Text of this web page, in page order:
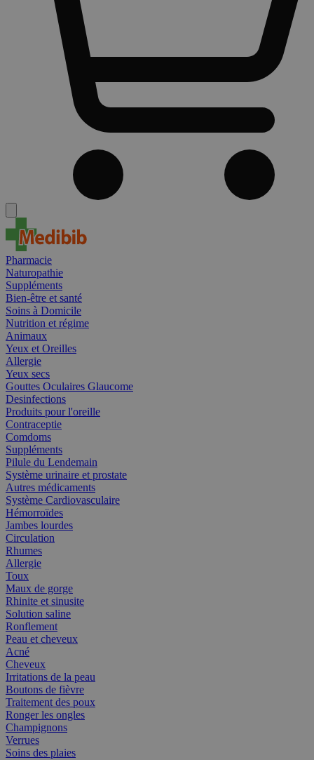
Pharmacie
Naturopathie
Suppléments
Bien-être et santé
Soins à Domicile
Nutrition et régime
Animaux
Yeux et Oreilles
Allergie
Yeux secs
Gouttes Oculaires Glaucome
Desinfections
Produits pour l'oreille
Contraceptie
Comdoms
Suppléments
Pilule du Lendemain
Système urinaire et prostate
Autres médicaments
Système Cardiovasculaire
Hémorroïdes
Jambes lourdes
Circulation
Rhumes
Allergie
Toux
Maux de gorge
Rhinite et sinusite
Solution saline
Ronflement
Peau et cheveux
Acné
Cheveux
Irritations de la peau
Boutons de fièvre
Traitement des poux
Ronger les ongles
Champignons
Verrues
Soins des plaies